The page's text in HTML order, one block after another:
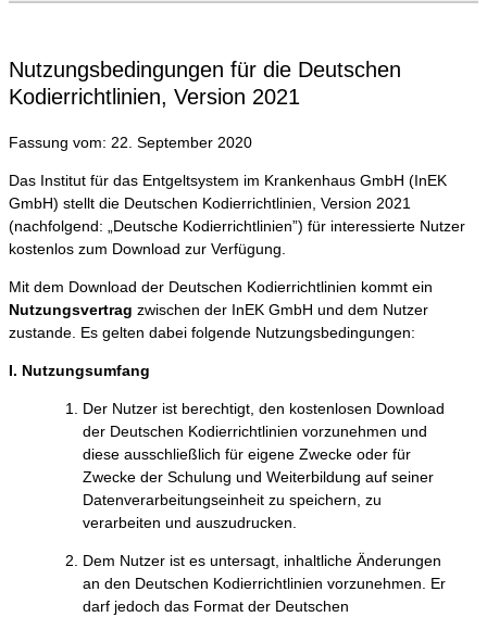
Nutzungsbedingungen für die Deutschen
Kodierrichtlinien, Version 2021
Fassung vom: 22. September 2020
Das Institut für das Entgeltsystem im Krankenhaus GmbH (InEK
GmbH) stellt die Deutschen Kodierrichtlinien, Version 2021
(nachfolgend: „Deutsche Kodierrichtlinien”) für interessierte Nutzer
kostenlos zum Download zur Verfügung.
Mit dem Download der Deutschen Kodierrichtlinien kommt ein
Nutzungsvertrag zwischen der InEK GmbH und dem Nutzer
zustande. Es gelten dabei folgende Nutzungsbedingungen:
I. Nutzungsumfang
Der Nutzer ist berechtigt, den kostenlosen Download
der Deutschen Kodierrichtlinien vorzunehmen und
diese ausschließlich für eigene Zwecke oder für
Zwecke der Schulung und Weiterbildung auf seiner
Datenverarbeitungseinheit zu speichern, zu
verarbeiten und auszudrucken.
Dem Nutzer ist es untersagt, inhaltliche Änderungen
an den Deutschen Kodierrichtlinien vorzunehmen. Er
darf jedoch das Format der Deutschen